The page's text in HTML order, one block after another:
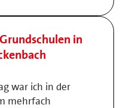
in
war ich in der
mehrfach